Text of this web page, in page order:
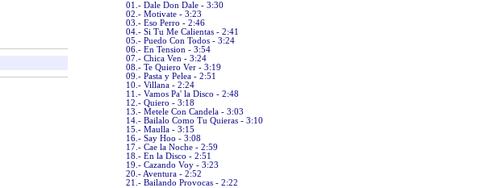
01.- Dale Don Dale - 3:30
02.- Motivate - 3:23
03.- Eso Perro - 2:46
04.- Si Tu Me Calientas - 2:41
05.- Puedo Con Todos - 3:24
06.- En Tension - 3:54
07.- Chica Ven - 3:24
08.- Te Quiero Ver - 3:19
09.- Pasta y Pelea - 2:51
10.- Villana - 2:24
11.- Vamos Pa' la Disco - 2:48
12.- Quiero - 3:18
13.- Metele Con Candela - 3:03
14.- Bailalo Como Tu Quieras - 3:10
15.- Maulla - 3:15
16.- Say Hoo - 3:08
17.- Cae la Noche - 2:59
18.- En la Disco - 2:51
19.- Cazando Voy - 3:23
20.- Aventura - 2:52
21.- Bailando Provocas - 2:22